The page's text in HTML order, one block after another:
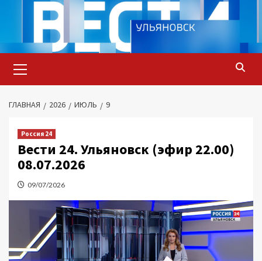
содержимому
меню
ГЛАВНАЯ 2026 ИЮЛЬ 9
Россия 24
Вести 24. Ульяновск (эфир 22.00)
08.07.2026
09/07/2026